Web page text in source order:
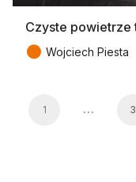
Czyste powietrze
● Wojciech Piesta
1 … 3